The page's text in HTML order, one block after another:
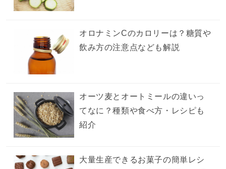
オロナミンCのカロリーは？糖質や
飲み方の注意点なども解説
オーツ麦とオートミールの違いっ
てなに？種類や食べ方・レシピも
紹介
大量生産できるお菓子の簡単レシ